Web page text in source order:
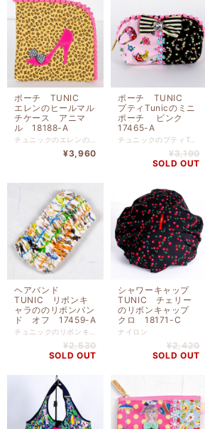
ポーチ TUNIC
エレンのヒールマル
チケース アニマ
ル 18188-A
チュニックのエレンのヒールマルチケース アニマル です。 表プリント 綿（裏タフタボンディング加工） 裏地 ナイロン 高さ１５ｃｍ x 幅１５ｃｍ
¥3,960
ポーチ TUNIC
プティTunicのミニ
ポーチ ピンク
17465-A
チュニックのプティTunicのミニポーチ ピンク です。 表プリント ポリエステル 表花柄 綿 裏地 ナイロン 高さ７ｃｍ x 幅１４ｃｍ x マチ３ｃｍ
¥3,190
SOLD OUT
ヘアバンド
TUNIC リボンキ
ャラののリボンバン
ド オフ 17459-A
チュニックのリボンキャラののリボンバンド オフです。 鴨居ワールドがいっぱい 詰まった、とてもかわいい小物たち。もっているだけでお出掛けの楽し みが増えちゃいます。 本体 綿 ポリエステル 【サイズ】 横２０ｘ縦１１ｃｍ
¥2,530
SOLD OUT
シャワーキャップ
TUNIC チェリー
のリボンキャップ
クロ 18171-C
ナイロン
¥2,420
SOLD OUT